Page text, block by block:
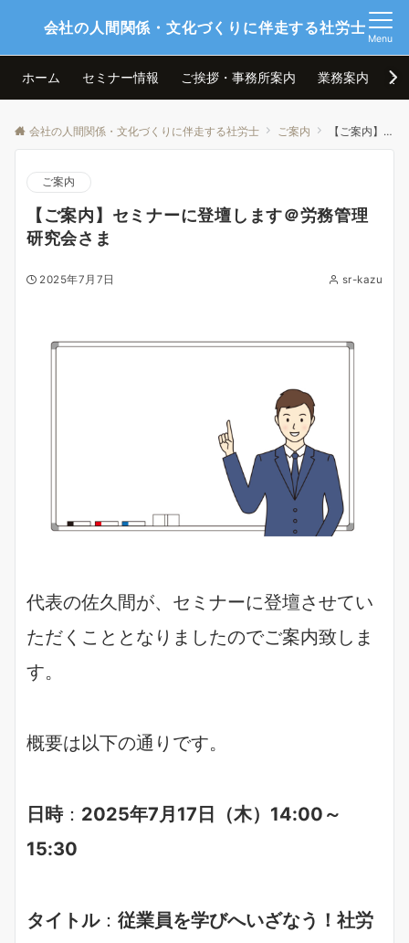
会社の人間関係・文化づくりに伴走する社労士
Menu
ホーム セミナー情報 ご挨拶・事務所案内 業務案内 お
会社の人間関係・文化づくりに伴走する社労士 ご案内 【ご案内】セミナーに登壇します＠労務管理研究会さま
ご案内
【ご案内】セミナーに登壇します＠労務管理
研究会さま
2025年7月7日 sr-kazu
代表の佐久間が、セミナーに登壇させてい
ただくこととなりましたのでご案内致しま
す。
概要は以下の通りです。
日時： 2025年7月17日（木）14:00～
15:30
タイトル： 従業員を学びへいざなう！社労